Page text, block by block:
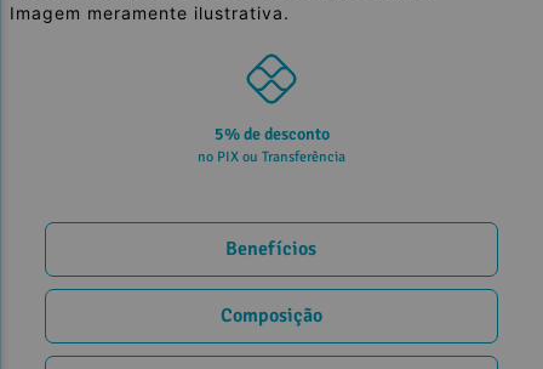
Imagem meramente ilustrativa.
5% de desconto
no PIX ou Transferência
Benefícios
Composição